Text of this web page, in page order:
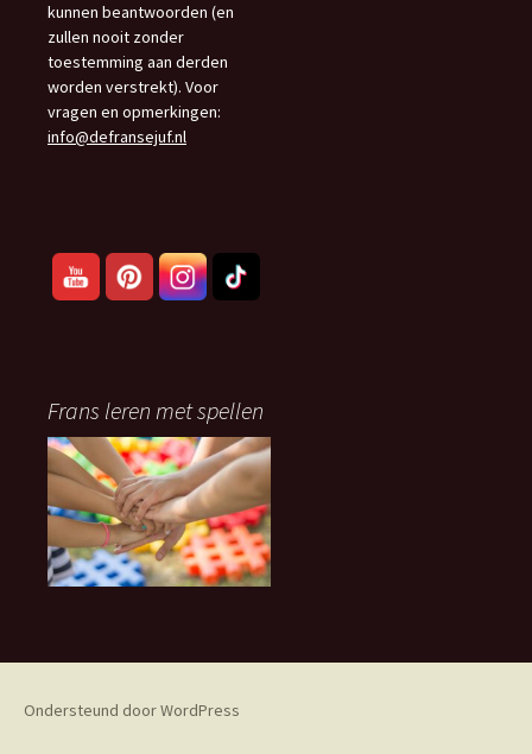
kunnen beantwoorden (en
zullen nooit zonder
toestemming aan derden
worden verstrekt). Voor
vragen en opmerkingen:
info@defransejuf.nl
Frans leren met spellen
Ondersteund door WordPress